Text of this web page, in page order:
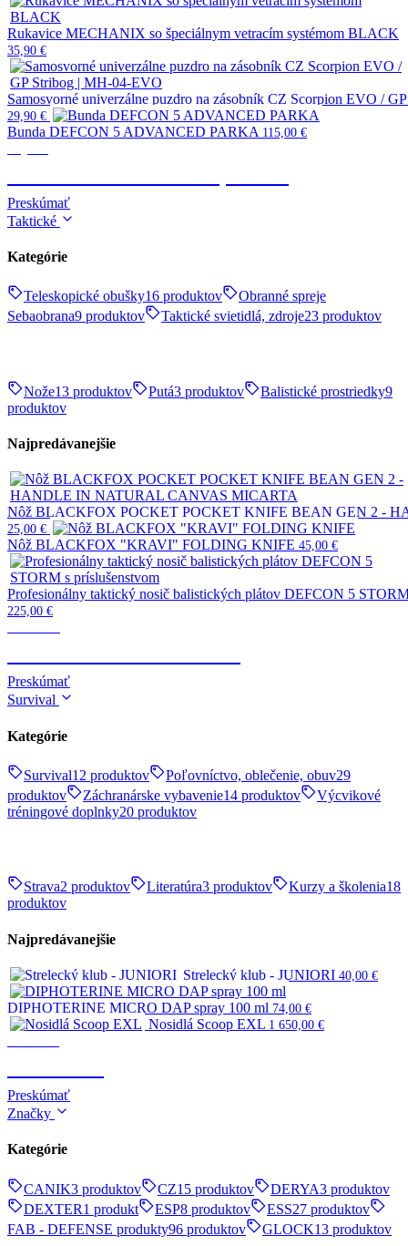
Rukavice MECHANIX so špeciálnym vetracím systémom BLACK
35,90 €
Samosvorné univerzálne puzdro na zásobník CZ Scorpion EVO /
29,90 €
Bunda DEFCON 5 ADVANCED PARKA 115,00 €
Preskúmať
Taktické
Kategórie
Teleskopické obušky16 produktov
Obranné spreje
Sebaobrana9 produktov Taktické svietidlá, zdroje23 produktov
Nože13 produktov Putá3 produktov Balistické prostriedky9
produktov
Najpredávanejšie
Nôž BLACKFOX POCKET POCKET KNIFE BEAN GEN 2 -
25,00 €
Nôž BLACKFOX "KRAVI" FOLDING KNIFE 45,00 €
Profesionálny taktický nosič balistických plátov DEFCON 5
225,00 €
Preskúmať
Survival
Kategórie
Survival12 produktov Poľovníctvo, oblečenie, obuv29
produktov
Záchranárske vybavenie14 produktov
Výcvikové
tréningové doplnky20 produktov
Strava2 produktov Literatúra3 produktov Kurzy a školenia18
produktov
Najpredávanejšie
Strelecký klub - JUNIORI 40,00 €
DIPHOTERINE MICRO DAP spray 100 ml 74,00 €
Nosidlá Scoop EXL 1 650,00 €
Preskúmať
Značky
Kategórie
CANIK3 produktov CZ15 produktov DERYA3 produktov
DEXTER1 produkt ESP8 produktov ESS27 produktov
FAB - DEFENSE produkty96 produktov GLOCK13 produktov